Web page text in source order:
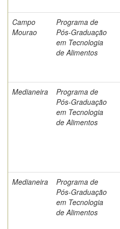
Campo
Mourao
Programa de
Pós-Graduação
em Tecnologia
de Alimentos
Medianeira
Programa de
Pós-Graduação
em Tecnologia
de Alimentos
Medianeira
Programa de
Pós-Graduação
em Tecnologia
de Alimentos